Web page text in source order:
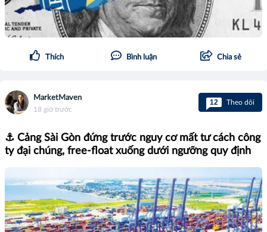
Thích Bình luận Chia sẻ
MarketMaven
18 giờ trước
12 Theo dõi
⚓ Cảng Sài Gòn đứng trước nguy cơ mất tư cách công
ty đại chúng, free-float xuống dưới ngưỡng quy định